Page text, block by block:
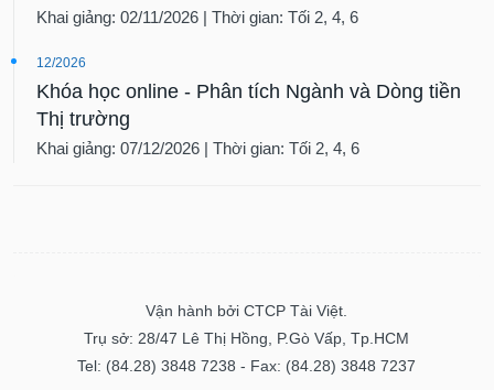
Khai giảng: 02/11/2026 | Thời gian: Tối 2, 4, 6
12/2026
Khóa học online - Phân tích Ngành và Dòng tiền
Thị trường
Khai giảng: 07/12/2026 | Thời gian: Tối 2, 4, 6
Vận hành bởi CTCP Tài Việt.
Trụ sở: 28/47 Lê Thị Hồng, P.Gò Vấp, Tp.HCM
Tel: (84.28) 3848 7238 - Fax: (84.28) 3848 7237